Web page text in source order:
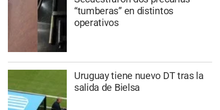
“tumberas” en distintos
operativos
Uruguay tiene nuevo DT tras la
salida de Bielsa